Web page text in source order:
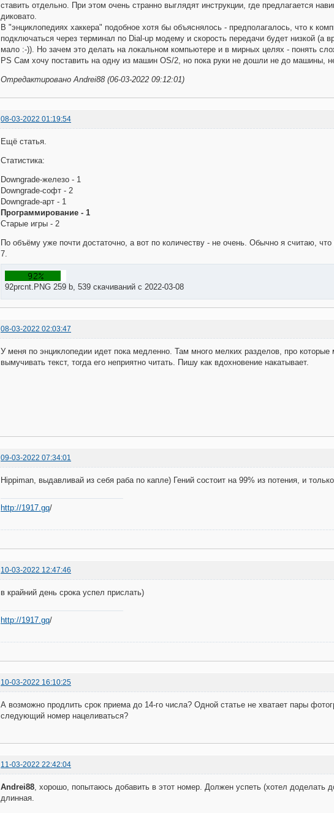
ставить отдельно. При этом очень странно выглядят инструкции, где предлагается
диковато.
В "энциклопедиях хаккера" подобное хотя бы объяснялось - предполагалось, что к
подключаться через терминал по Dial-up модему и скорость передачи будет низкой (а
мало :-)). Но зачем это делать на локальном компьютере и в мирных целях - понять
PS Сам хочу поставить на одну из машин OS/2, но пока руки не дошли не до машины,
Отредактировано Andrei88 (06-03-2022 09:12:01)
08-03-2022 01:19:54
Ещё статья.
Статистика:
Downgrade-железо - 1
Downgrade-софт - 2
Downgrade-арт - 1
Программирование - 1
Старые игры - 2
По объёму уже почти достаточно, а вот по количеству - не очень. Обычно я считаю,
7.
92prcnt.PNG 259 b, 539 скачиваний с 2022-03-08
08-03-2022 02:03:47
У меня по энциклопедии идет пока медленно. Там много мелких разделов, про которые
вымучивать текст, тогда его неприятно читать. Пишу как вдохновение накатывает.
09-03-2022 07:34:01
Hippiman, выдавливай из себя раба по капле) Гений состоит на 99% из потения, и
http://1917.gq/
10-03-2022 12:47:46
в крайний день срока успел прислать)
http://1917.gq/
10-03-2022 16:10:25
А возможно продлить срок приема до 14-го числа? Одной статье не хватает пары
следующий номер нацеливаться?
11-03-2022 22:42:04
Andrei88, хорошо, попытаюсь добавить в этот номер. Должен успеть (хотел доделать
длинная.